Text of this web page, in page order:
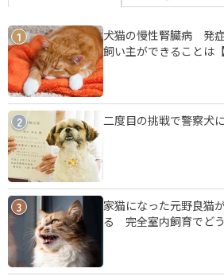
1
犬猫の慢性腎臓病 発症
飼い主ができることは
2 二度目の挑戦で警察犬
3
家猫になった元野良猫
る 完全室内飼育でど